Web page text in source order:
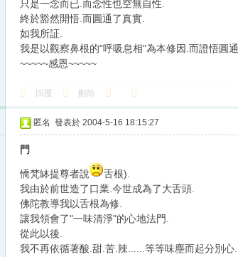
只是一念而已.而念性也空無自性.
終於豁然開悟.而圓通了真實.
如我所証.
我是以觀察鼻根的"呼吸息相"為本修因.而證悟圓通.
~~~~~感恩~~~~~
回覆 刪除
匿名 發表於 2004-5-16 18:15:27
門
憍梵缽提尊者說
舌根).
我由於前世造了口業.今世成為了大舌頭.
佛陀教導我以舌根為修.
讓我領會了"一味清淨"的心地法門.
從此以後.
我不再依循著酸.甜.苦.辣......等等味塵而起分別心.